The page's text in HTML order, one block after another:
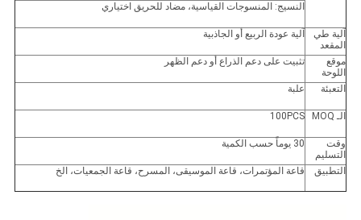
النسيج: المنسوجات القياسية، مضاد للحريق اختياري
آلية طي
المقعد
آلية عودة الربيع أو الجاذبية
موقع
اللوحة
تثبيت على دعم الذراع أو دعم الظهر
التعبئة علبة
الـ MOQ 100PCS
وقت
التسليم
30 يوماً حسب الكمية
التطبيق قاعة المؤتمرات، قاعة الموسيقى، المسرح، قاعة الجمعيات، الخ